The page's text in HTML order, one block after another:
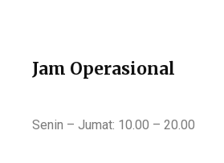
Jam Operasional
Senin – Jumat: 10.00 – 20.00